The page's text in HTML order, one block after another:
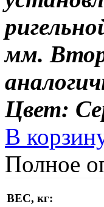
мм.
Цвет:
В
Полное
ВЕС, кг: